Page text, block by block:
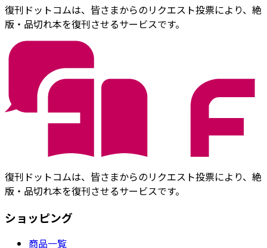
復刊ドットコムは、皆さまからのリクエスト投票により、絶
版・品切れ本を復刊させるサービスです。
復刊ドットコムは、皆さまからのリクエスト投票により、絶
版・品切れ本を復刊させるサービスです。
ショッピング
商品一覧